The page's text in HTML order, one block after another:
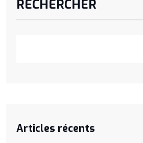
RECHERCHER
Articles récents